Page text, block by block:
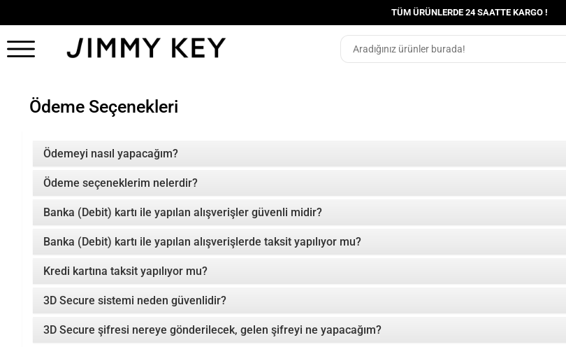
TÜM ÜRÜNLERDE 24 SAATTE KARGO !
Ödeme Seçenekleri
Ödemeyi nasıl yapacağım?
Ödeme seçeneklerim nelerdir?
Banka (Debit) kartı ile yapılan alışverişler güvenli midir?
Banka (Debit) kartı ile yapılan alışverişlerde taksit yapılıyor mu?
Kredi kartına taksit yapılıyor mu?
3D Secure sistemi neden güvenlidir?
3D Secure şifresi nereye gönderilecek, gelen şifreyi ne yapacağım?